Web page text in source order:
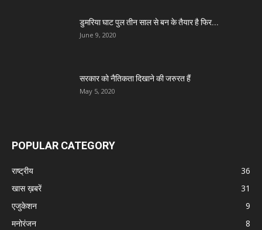
डुमरिया घाट पुल तीन साल से बन के तैयार है फिर...
June 9, 2020
सरकार को नैतिकता दिखाने की जरुरत हैं
May 5, 2020
POPULAR CATEGORY
राष्ट्रीय
36
खास ख़बरें
31
एजुकेशन
9
मनोरंजन
8